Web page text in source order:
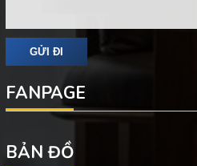
FANPAGE
BẢN ĐỒ